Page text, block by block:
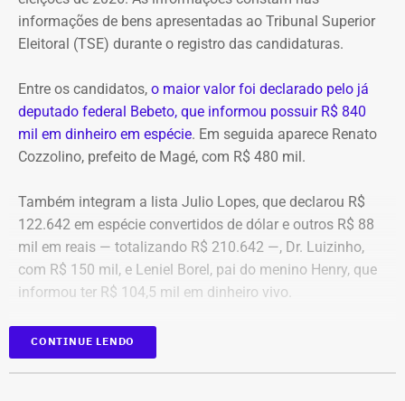
*Com informações do blog do Octávio Guedes, do portal
informações de bens apresentadas ao Tribunal Superior
Eleitoral (TSE) durante o registro das candidaturas.
Entre os candidatos, o maior valor foi declarado pelo já
deputado federal Bebeto, que informou possuir R$ 840
mil em dinheiro em espécie. Em seguida aparece Renato
Cozzolino, prefeito de Magé, com R$ 480 mil.
Também integram a lista Julio Lopes, que declarou R$
122.642 em espécie convertidos de dólar e outros R$ 88
mil em reais — totalizando R$ 210.642 —, Dr. Luizinho,
com R$ 150 mil, e Leniel Borel, pai do menino Henry, que
informou ter R$ 104,5 mil em dinheiro vivo.
Candidato
Bebeto
CONTINUE LENDO